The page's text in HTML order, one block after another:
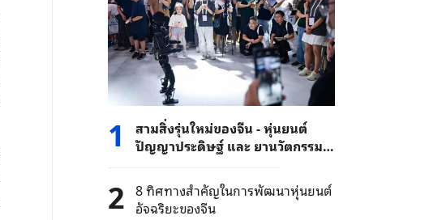
1
สามสิ่งรุ่นใหม่ของจีน - หุ่นยนต์
ปัญญาประดิษฐ์ และ ยานวัตกรรม
ใหม่ ๆ ขายดีในตลาดต่างประเทศ
2 8 ทิศทางสำคัญในการพัฒนาหุ่นยนต์
อัจฉริยะของจีน